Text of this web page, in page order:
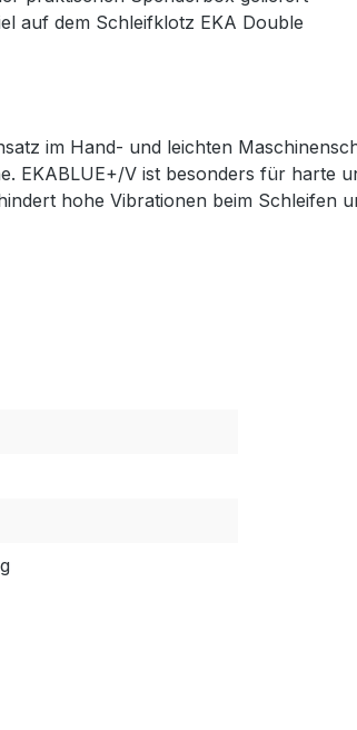
auf dem Schleifklotz EKA Double
im Hand- und leichten
EKABLUE+/V ist besonders für harte
hohe Vibrationen beim Schleifen